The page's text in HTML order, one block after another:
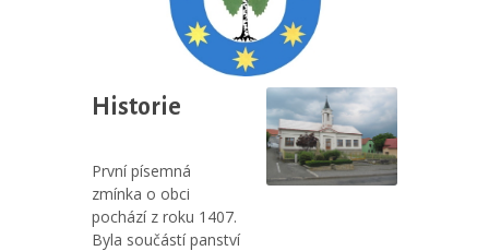
Historie
První písemná
zmínka o obci
pochází z roku 1407.
Byla součástí panství